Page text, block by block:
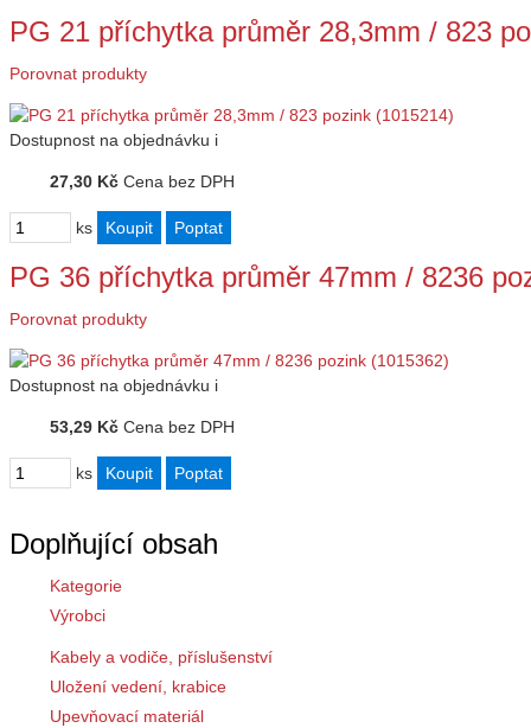
PG 21 příchytka průměr 28,3mm / 823
Porovnat produkty
Dostupnost na objednávku i
27,30 Kč Cena bez DPH
ks
PG 36 příchytka průměr 47mm / 8236
Porovnat produkty
Dostupnost na objednávku i
53,29 Kč Cena bez DPH
ks
Doplňující obsah
Kategorie
Výrobci
Kabely a vodiče, příslušenství
Uložení vedení, krabice
Upevňovací materiál